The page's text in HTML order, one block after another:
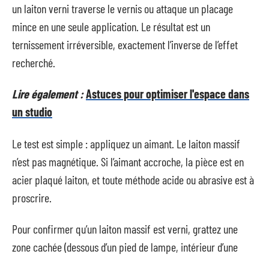
un laiton verni traverse le vernis ou attaque un placage
mince en une seule application. Le résultat est un
ternissement irréversible, exactement l’inverse de l’effet
recherché.
Lire également :Astuces pour optimiser l'espace dans
un studio
Le test est simple : appliquez un aimant. Le laiton massif
n’est pas magnétique. Si l’aimant accroche, la pièce est en
acier plaqué laiton, et toute méthode acide ou abrasive est à
proscrire.
Pour confirmer qu’un laiton massif est verni, grattez une
zone cachée (dessous d’un pied de lampe, intérieur d’une